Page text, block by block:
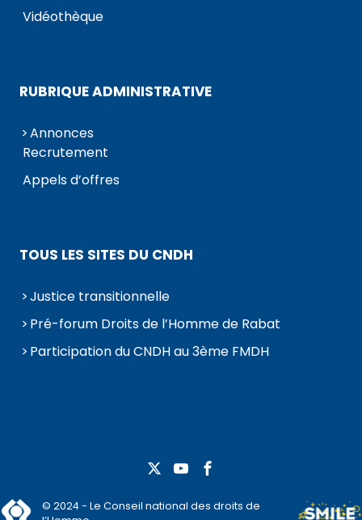
Vidéothèque
RUBRIQUE ADMINISTRATIVE
Annonces
Recrutement
Appels d’offres
TOUS LES SITES DU CNDH
Justice transitionnelle
Pré-forum Droits de l’Homme de Rabat
Participation du CNDH au 3ème FMDH
© 2024 - Le Conseil national des droits de